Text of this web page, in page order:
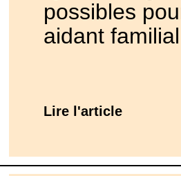
possibles
aidant
Lire l'article